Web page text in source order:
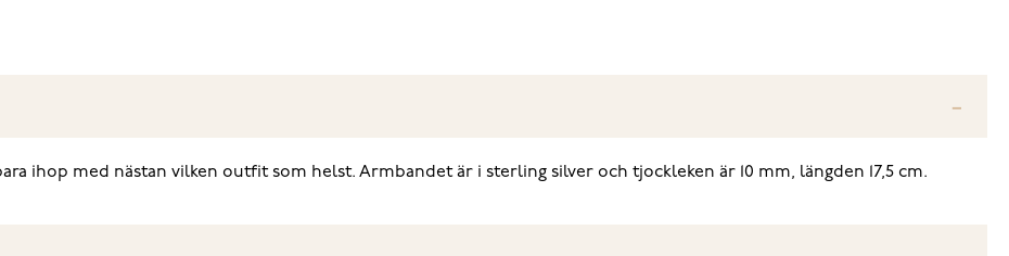
ihop med nästan vilken outfit som helst. Armbandet är i sterling silver och tjockleken är 10 mm, längden 17,5 cm.